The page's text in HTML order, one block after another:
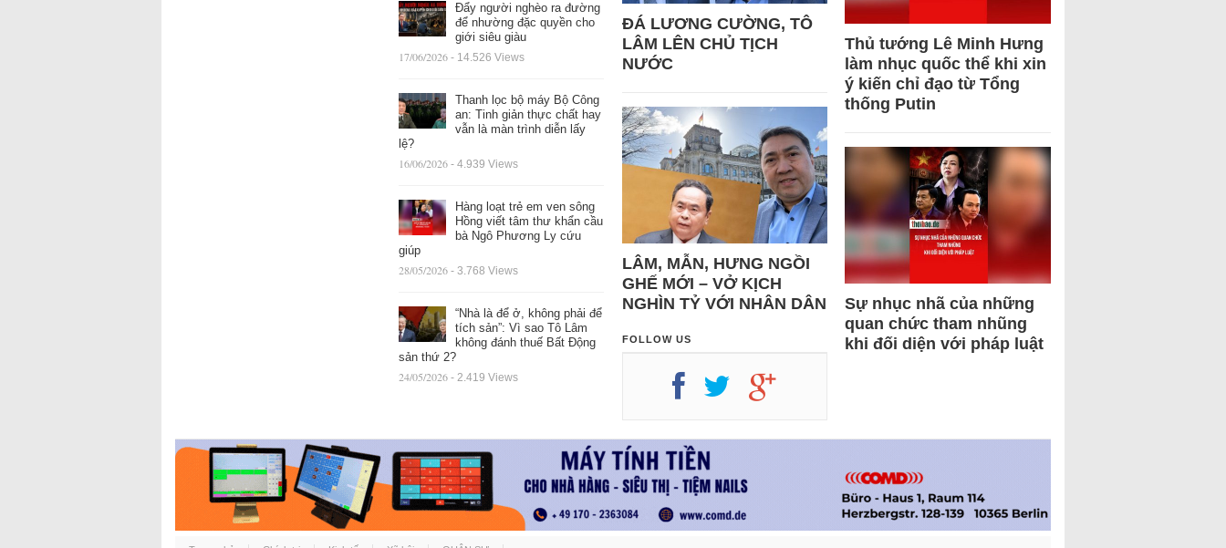
Đẩy người nghèo ra đường
để nhường đặc quyền cho
giới siêu giàu
17/06/2026 - 14.526 Views
Thanh lọc bộ máy Bộ Công
an: Tinh giản thực chất hay
vẫn là màn trình diễn lấy
lệ?
16/06/2026 - 4.939 Views
Hàng loạt trẻ em ven sông
Hồng viết tâm thư khẩn cầu
bà Ngô Phương Ly cứu
giúp
28/05/2026 - 3.768 Views
“Nhà là để ở, không phải để
tích sản”: Vì sao Tô Lâm
không đánh thuế Bất Động
sản thứ 2?
24/05/2026 - 2.419 Views
ĐÁ LƯƠNG CƯỜNG, TÔ
LÂM LÊN CHỦ TỊCH
NƯỚC
LÂM, MẪN, HƯNG NGỒI
GHẾ MỚI – VỞ KỊCH
NGHÌN TỶ VỚI NHÂN DÂN
FOLLOW US
Thủ tướng Lê Minh Hưng
làm nhục quốc thể khi xin
ý kiến chỉ đạo từ Tổng
thống Putin
Sự nhục nhã của những
quan chức tham nhũng
khi đối diện với pháp luật